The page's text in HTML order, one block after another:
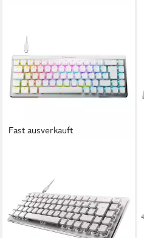
Fast ausverkauft
Gaming-Tastatur
ab 212,86 € UVP 229,99 €
19,44 €mtl. in 12 Raten
-7%
lieferbar - in 3-4 Werktagen bei dir